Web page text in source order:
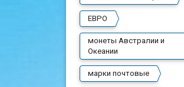
ЕВРО
монеты Австралии и
Океании
марки почтовые